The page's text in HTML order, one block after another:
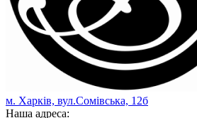
м. Харків, вул.Сомівська, 12б
Наша адреса: